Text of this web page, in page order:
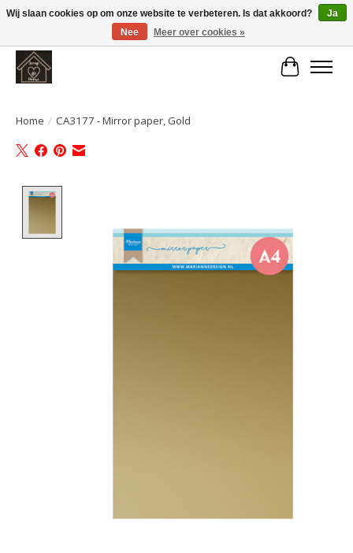
Large selection of products and fast shipping!
Home / CA3177 - Mirror paper, Gold
Wij slaan cookies op om onze website te verbeteren. Is dat akkoord?
Ja
Nee
Meer over cookies »